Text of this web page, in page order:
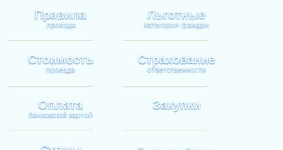
Правила
проезда
Стоимость
проезда
Оплата
банковской картой
Льготные
категории граждан
Страхование
ответственности
Закупки